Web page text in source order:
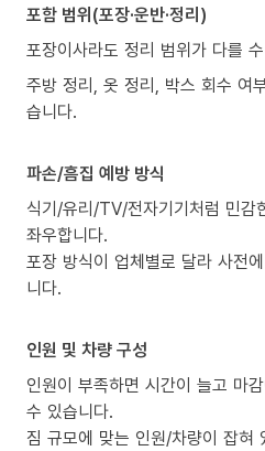
포함 범위(포장·운반·정리)
포장이사라도 정리 범위가 다를
주방 정리, 옷 정리, 박스 회수 여
습니다.
파손/흠집 예방 방식
식기/유리/TV/전자기기처럼 민감
좌우합니다.
포장 방식이 업체별로 달라 사전
니다.
인원 및 차량 구성
인원이 부족하면 시간이 늘고 마
수 있습니다.
짐 규모에 맞는 인원/차량이 잡혀